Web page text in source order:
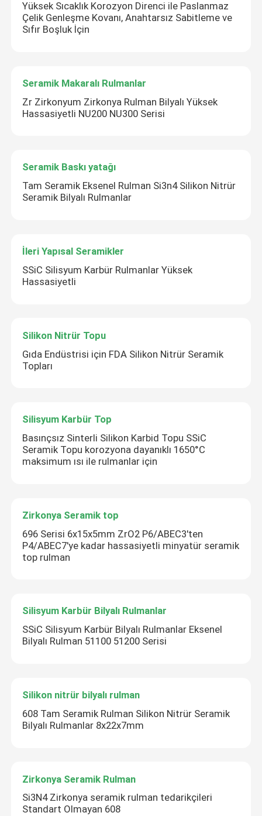
Mesaj bırakın
Sizi yakında arayacağız!
Yüksek Sıcaklık Korozyon Direnci ile Paslanmaz
Çelik Genleşme Kovanı, Anahtarsız Sabitleme ve
Sıfır Boşluk İçin
Seramik Makaralı Rulmanlar
Zr Zirkonyum Zirkonya Rulman Bilyalı Yüksek
Hassasiyetli NU200 NU300 Serisi
Seramik Baskı yatağı
Tam Seramik Eksenel Rulman Si3n4 Silikon Nitrür
Seramik Bilyalı Rulmanlar
İleri Yapısal Seramikler
SSiC Silisyum Karbür Rulmanlar Yüksek
Hassasiyetli
Silikon Nitrür Topu
Gıda Endüstrisi için FDA Silikon Nitrür Seramik
Topları
Silisyum Karbür Top
Basınçsız Sinterli Silikon Karbid Topu SSiC
Seramik Topu korozyona dayanıklı 1650°C
maksimum ısı ile rulmanlar için
Zirkonya Seramik top
696 Serisi 6x15x5mm ZrO2 P6/ABEC3'ten
P4/ABEC7'ye kadar hassasiyetli minyatür seramik
top rulman
Silisyum Karbür Bilyalı Rulmanlar
SSiC Silisyum Karbür Bilyalı Rulmanlar Eksenel
Bilyalı Rulman 51100 51200 Serisi
Silikon nitrür bilyalı rulman
608 Tam Seramik Rulman Silikon Nitrür Seramik
Bilyalı Rulmanlar 8x22x7mm
Zirkonya Seramik Rulman
Si3N4 Zirkonya seramik rulman tedarikçileri
Standart Olmayan 608